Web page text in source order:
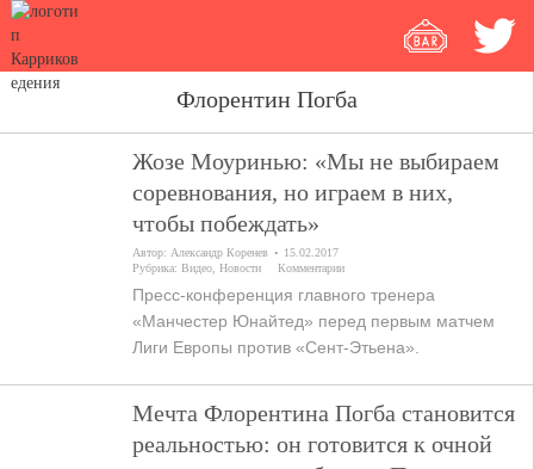
Флорентин Погба
Жозе Моуринью: «Мы не выбираем
соревнования, но играем в них,
чтобы побеждать»
Автор: Александр Коренев
15.02.2017
Рубрика:Видео ,Новости Комментарии
Пресс-конференция главного тренера
«Манчестер Юнайтед» перед первым матчем
Лиги Европы против «Сент-Этьена».
Мечта Флорентина Погба становится
реальностью: он готовится к очной